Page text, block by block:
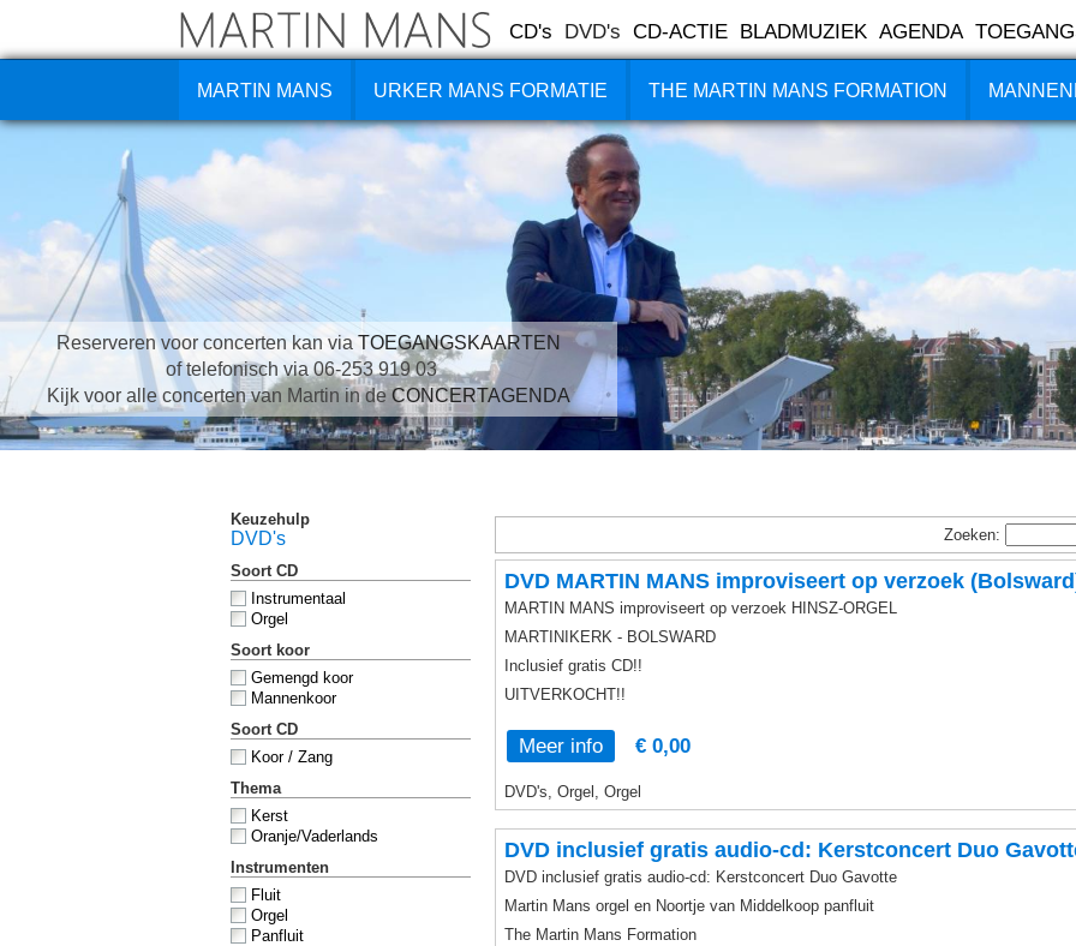
CD's DVD's CD-ACTIE BLADMUZIEK AGENDA
MARTIN MANS URKER MANS FORMATIE THE MARTIN MANS FORMATION
Reserveren voor concerten kan via TOEGANGSKAARTEN
of telefonisch via 06-253 919 03
Kijk voor alle concerten van Martin in deCONCERTAGENDA
Keuzehulp
DVD's
Soort CD
Instrumentaal
Orgel
Soort koor
Gemengd koor
Mannenkoor
Soort CD
Koor / Zang
Thema
Kerst
Oranje/Vaderlands
Instrumenten
Fluit
Orgel
Panfluit
Zoeken:
DVD MARTIN MANS improviseert op verzoek
MARTIN MANS improviseert op verzoek HINSZ-ORGEL
MARTINIKERK - BOLSWARD
Inclusief gratis CD!!
UITVERKOCHT!!
Meer info € 0,00
DVD's, Orgel, Orgel
DVD inclusief gratis audio-cd: Kerstconcert Duo
DVD inclusief gratis audio-cd: Kerstconcert Duo Gavotte
Martin Mans orgel en Noortje van Middelkoop panfluit
The Martin Mans Formation